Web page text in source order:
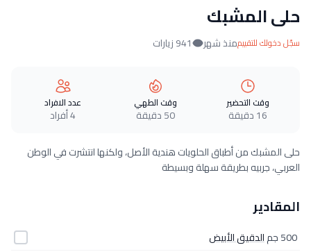
حلى المشبك
سجّل دخولك للتقييممنذ شهر 941 زيارات
وقت التحضير
16 دقيقة
وقت الطهي
50 دقيقة
عدد الافراد
4 أفراد
حلى المشبك من أطباق الحلويات هندية الأصل، ولكنها انتشرت في الوطن
العربي، جربيه بطريقة سهلة وبسيطة
المقادير
500 جم
الدقيق الأبيض